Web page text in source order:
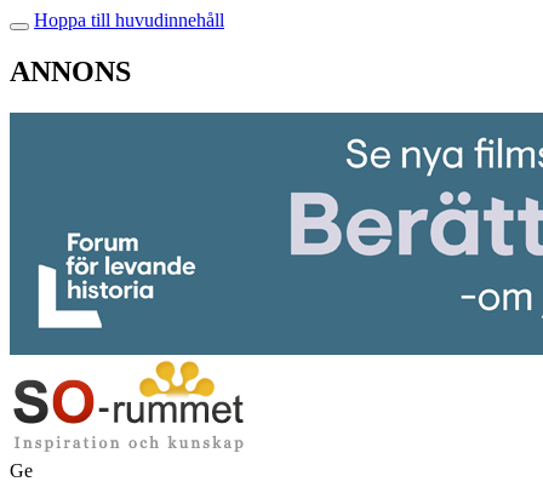
Hoppa till huvudinnehåll
ANNONS
Ge